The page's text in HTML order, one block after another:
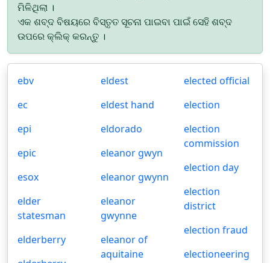
ମିଳିଥିଲା ।
ଏକ ଶବ୍ଦ ବିଷୟରେ ବିସ୍ତୃତ ସୂଚନା ପାଇବା ପାଇଁ ସେହି ଶବ୍ଦ
ଉପରେ କ୍ଲିକ୍ କରନ୍ତୁ ।
ebv
ec
epi
epic
esox
elder
statesman
elderberry
eldest
eldest hand
eldorado
eleanor gwyn
eleanor gwynn
eleanor
gwynne
eleanor of
aquitaine
elected official
election
election
commission
election day
election
district
election fraud
electioneering